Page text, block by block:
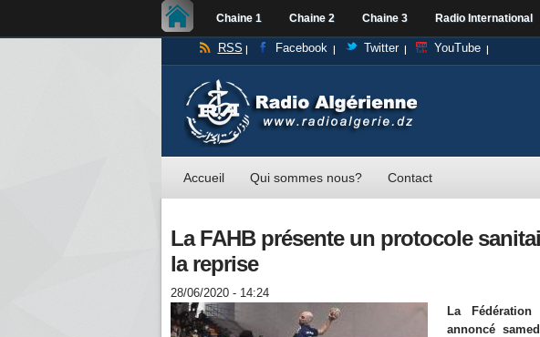
Chaine 1 Chaine 2 Chaine 3 Radio International
RSS Facebook Twitter YouTube
Accueil Qui sommes nous? Contact
La FAHB présente un protocole
la reprise
28/06/2020 - 14:24
La
annoncé